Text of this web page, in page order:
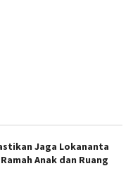
Jaga Lokananta
Anak dan Ruang